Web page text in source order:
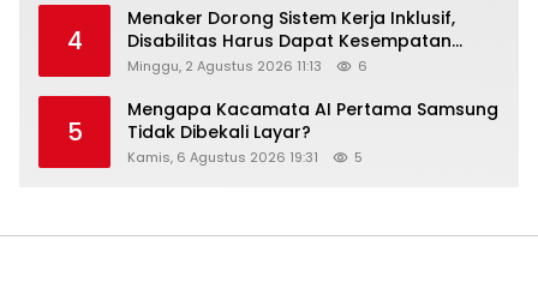
4
Menaker Dorong Sistem Kerja Inklusif,
Disabilitas Harus Dapat Kesempatan
Setara
Minggu, 2 Agustus 2026 11:13 6
5
Mengapa Kacamata AI Pertama Samsung
Tidak Dibekali Layar?
Kamis, 6 Agustus 2026 19:31 5